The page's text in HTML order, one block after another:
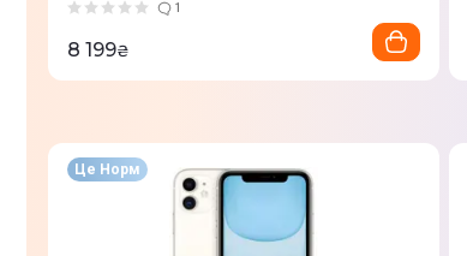
1
8 199₴
Це Норм